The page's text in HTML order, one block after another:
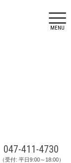
047-411-4730
（受付: 平日9:00～18:00）
MENU